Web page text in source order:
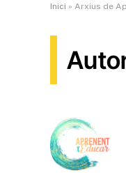
Inici » Arxius de